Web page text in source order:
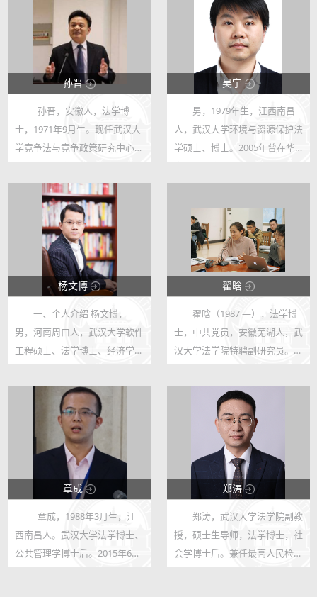
孙晋
58771
99
孙晋，安徽人，法学博
士，1971年9月生。现任武汉大
学竞争法与竞争政策研究中心主
行院长、法学院经济法教研室主
任，教授、博士生导师。湖北省
十大杰出法学家，美国加州大学
伯克利分...
吴宇
20253
8
男，1979年生，江西南昌
人，武汉大学环境与资源保护法
学硕士、博士。2005年曾在华
2010年博士毕业后在武汉大学
研究，同时在环境法研究所任
教。2015年11月至2...
杨文博
12380
17
一、个人介绍 杨文博，
男，河南周口人，武汉大学软件
工程硕士、法学博士、经济学博
助理研究员、武汉大学法学院特
约研究员、中南财经政法大学司
法鉴定中心特聘研究员、湖北大
翟晗
26694
146
翟晗（1987 —），法学博
士，中共党员，安徽芜湖人，武
汉大学法学院特聘副研究员。主
外国宪法（本/硕）、网络法
（涉公法部分，硕），研究领
域：政治宪法理论、比较宪法、
当代中国法治...
章成
67969
122
章成，1988年3月生，江
西南昌人。武汉大学法学博士、
公共管理学博士后。2015年6月
郑涛
9131
19
郑涛，武汉大学法学院副教
授，硕士生导师，法学博士，社
会学博士后。兼任最高人民检察